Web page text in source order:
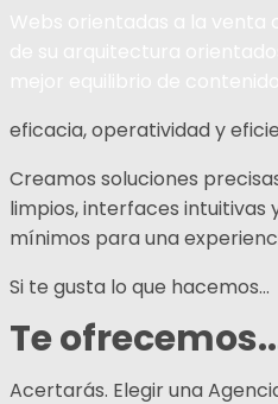
eficacia, operatividad y
Creamos soluciones
limpios, interfaces intuitivas
mínimos para una
Si te gusta lo que hacemos…
Te
Acertarás. Elegir una